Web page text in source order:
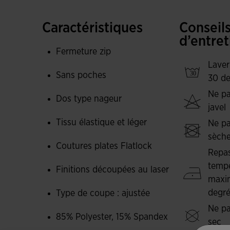
frottements et à éviter les irritations de la
offre un ajustement ferme et sécurisé sans
De plus, ce body comprend une fermeture
personnalisé.
Le haut est fabriqué dans un tissu offrant une
plus grande liberté de mouvement et une
compression plus importante dans les zones
Ce matériau est également connu pour sa
corps.
Logo de Joma en impression.
Caractéristiques
Fermeture zip
Sans poches
Dos type nageur
Tissu élastique et léger
Coutures plates Flatlock
Finitions découpées au laser
Type de coupe : ajustée
85% Polyester, 15% Spandex
Conseils
30
Ne
javel
Ne
Ne
sec